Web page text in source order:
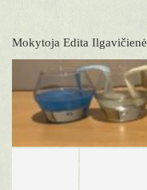
Mokytoja Edita Ilgavičienė